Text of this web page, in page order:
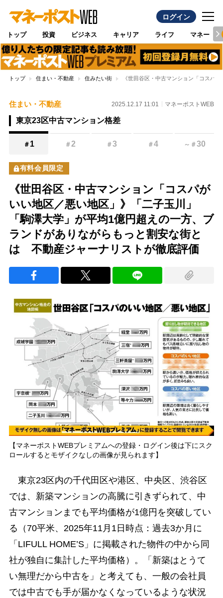
ログイン
トップ 投資 ビジネス キャリア ライフ マネー
トップ 住まい・不動産 住みたい街 《世田谷区・中古マンション「コスパ
住まい・不動産 2025.12.17 11:01 マネーポストWEB
東京23区中古マンション格差
＃ 1 ＃2 ＃3 ＃4 ～ ＃30
有料会員限定
《世田谷区・中古マンション「コスパが
いい地区／悪い地区」》「二子玉川」
「駒澤大学」が平均1億円超えの一方、ブ
ランドがありながらもっと割安な街と
は 不動産ジャーナリストが徹底評価
【マネーポストWEBプレミアムへの登録・ログイン後は下にスク
ロールするとモザイクなしの画像が見られます】
東京23区内の千代田区や港区、中央区、渋谷区
では、新築マンションの高騰に引きずられて、中
古マンションまでも平均価格が1億円を突破してい
る（70平米、2025年11月1日時点：過去3か月に
「LIFULL HOME’S」に掲載された物件の中から同
社が独自に集計した平均価格）。「新築はとうて
い無理だから中古を」と考えても、一般の会社員
では中古でも手が届かなくなっているような状況